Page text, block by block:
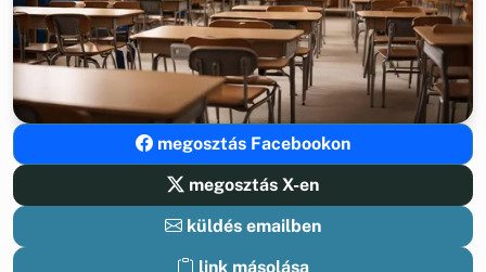
megosztás Facebookon
megosztás X-en
küldés emailben
link másolása